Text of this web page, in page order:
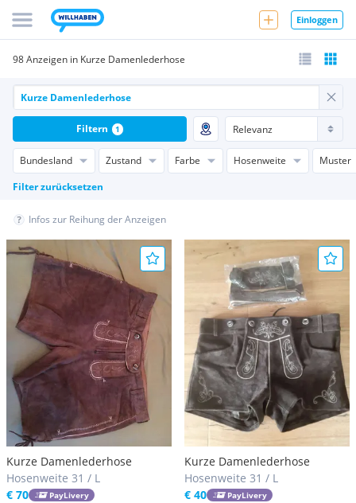
Einloggen
98 Anzeigen in Kurze Damenlederhose
Bundesland Zustand Farbe Hosenweite
Muster
Filter zurücksetzen
Filtern 1
Infos zur Reihung der Anzeigen
Kurze Damenlederhose
Hosenweite 31 / L
€ 70
PayLivery
Kurze Damenlederhose
Hosenweite 31 / L
€ 40
PayLivery